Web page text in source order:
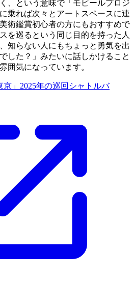
、という意味で「モビールプロジ
乗れば次々とアートスペースに連
術鑑賞初心者の方にもおすすめで
を巡るという同じ目的を持った人
知らない人にもちょっと勇気を出
した？」みたいに話しかけること
囲気になっています。
京」2025年の巡回シャトルバ